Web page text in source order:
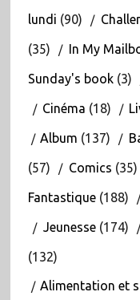
lundi (90)
(35) In My
Sunday's book(3)
Cinéma (18)
Album (137)
(57) Comics (35)
Fantastique(188)
Jeunesse(174)
(132)
Alimentation et